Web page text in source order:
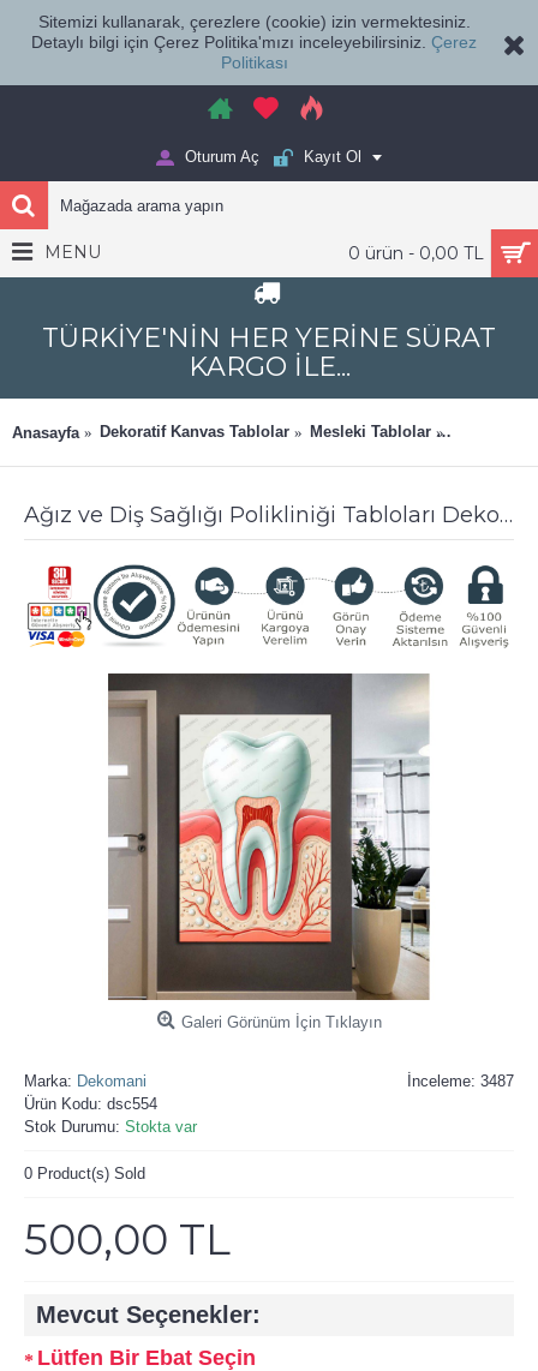
Sitemizi kullanarak, çerezlere (cookie) izin vermektesiniz.
Detaylı bilgi için Çerez Politika'mızı inceleyebilirsiniz. Çerez
Politikası
Oturum Aç Kayıt Ol
0 ürün - 0,00 TL
MENU
TÜRKİYE'NİN HER YERİNE SÜRAT
KARGO İLE...
Anasayfa Dekoratif Kanvas Tablolar Mesleki Tablolar
Ağız ve Diş Sağlığı Polikliniği Tabloları Dekoratif Diş, Dekoratif Dişçi, Dişçi Dekorasyonu dsc554
Galeri Görünüm İçin Tıklayın
İnceleme: 3487
Marka: Dekomani
Ürün Kodu: dsc554
Stok Durumu: Stokta var
0 Product(s) Sold
500,00 TL
Mevcut Seçenekler:
Lütfen Bir Ebat Seçin